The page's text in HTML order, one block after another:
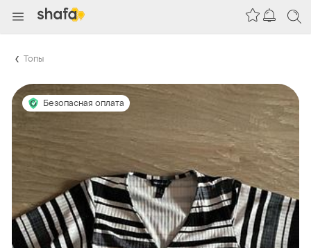
Топы
Безопасная оплата